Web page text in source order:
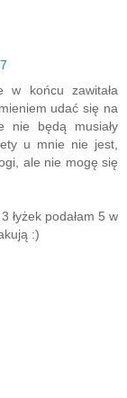
w końcu zawitała
udać się na
nie będą musiały
u mnie nie jest,
ale nie mogę się
łyżek podałam 5 w
:)